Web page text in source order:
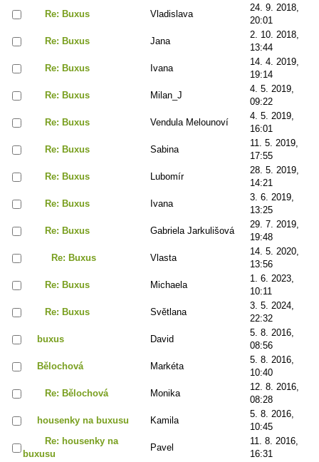
Re: Buxus
Vladislava
24. 9. 2018,
20:01
Re: Buxus
Jana
2. 10. 2018,
13:44
Re: Buxus
Ivana
14. 4. 2019,
19:14
Re: Buxus
Milan_J
4. 5. 2019,
09:22
Re: Buxus
Vendula Melounoví
4. 5. 2019,
16:01
Re: Buxus
Sabina
11. 5. 2019,
17:55
Re: Buxus
Lubomír
28. 5. 2019,
14:21
Re: Buxus
Ivana
3. 6. 2019,
13:25
Re: Buxus
Gabriela Jarkulišová
29. 7. 2019,
19:48
Re: Buxus
Vlasta
14. 5. 2020,
13:56
Re: Buxus
Michaela
1. 6. 2023,
10:11
Re: Buxus
Světlana
3. 5. 2024,
22:32
buxus
David
5. 8. 2016,
08:56
Bělochová
Markéta
5. 8. 2016,
10:40
Re: Bělochová
Monika
12. 8. 2016,
08:28
housenky na buxusu
Kamila
5. 8. 2016,
10:45
Re: housenky na
buxusu
Pavel
11. 8. 2016,
16:31